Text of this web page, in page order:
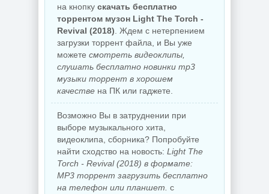
на кнопку скачать бесплатно
торрентом музон Light The Torch -
Revival (2018) . Ждем с нетерпением
загрузки торрент файла, и Вы уже
можете смотреть видеоклипы,
слушать бесплатно новинки mp3
музыки торрент в хорошем
качестве на ПК или гаджете.
Возможно Вы в затруднении при
выборе музыкального хита,
видеоклипа, сборника? Попробуйте
найти сходство на новость: Light The
Torch - Revival (2018) в формате:
MP3 торрент загрузить бесплатно
на телефон или планшет. с